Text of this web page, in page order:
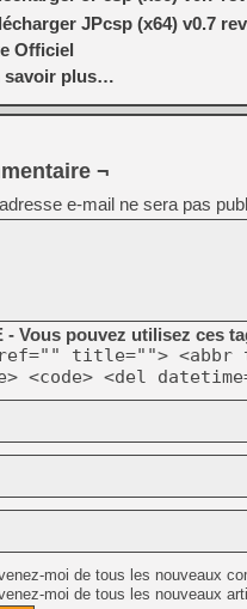
JPcsp (x64) v0.7
Officiel
savoir plus…
¬
e-mail ne sera pas
- Vous pouvez utilisez ces
title=""> <abbr
<code> <del
moi de tous les nouveaux
moi de tous les nouveaux